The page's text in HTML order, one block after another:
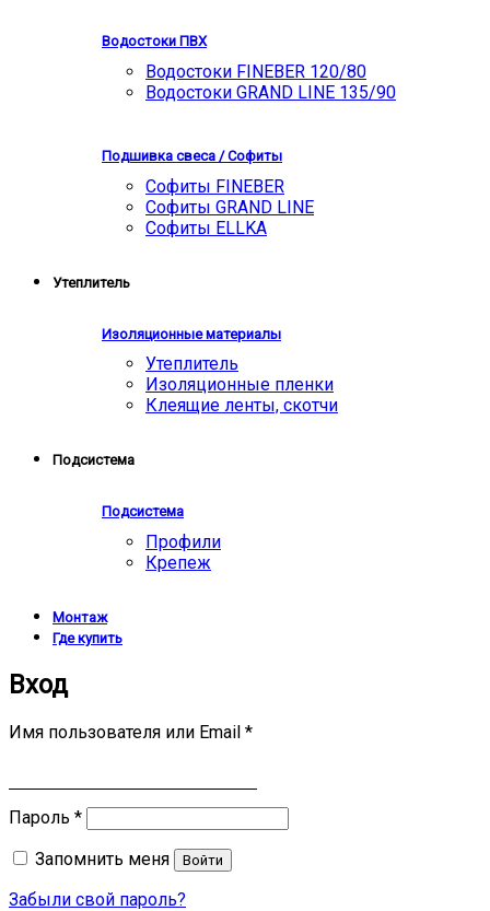
Водостоки ПВХ
Водостоки FINEBER 120/80
Водостоки GRAND LINE 135/90
Подшивка свеса / Софиты
Софиты FINEBER
Софиты GRAND LINE
Софиты ELLKA
Утеплитель
Изоляционные материалы
Утеплитель
Изоляционные пленки
Клеящие ленты, скотчи
Подсистема
Подсистема
Профили
Крепеж
Монтаж
Где купить
Вход
Имя пользователя или Email *
Пароль *
Запомнить меня
Войти
Забыли свой пароль?